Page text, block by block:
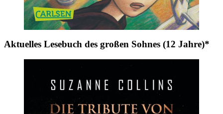
Aktuelles Lesebuch des großen Sohnes (12 Jahre)*